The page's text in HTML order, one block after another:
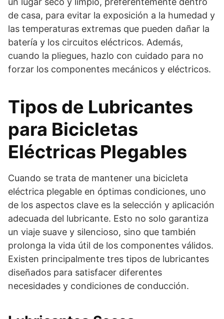
de casa, para evitar la exposición a la humedad y
las temperaturas extremas que pueden dañar la
batería y los circuitos eléctricos. Además,
cuando la pliegues, hazlo con cuidado para no
forzar los componentes mecánicos y eléctricos.
Tipos de Lubricantes
para Bicicletas
Eléctricas Plegables
Cuando se trata de mantener una bicicleta
eléctrica plegable en óptimas condiciones, uno
de los aspectos clave es la selección y aplicación
adecuada del lubricante. Esto no solo garantiza
un viaje suave y silencioso, sino que también
prolonga la vida útil de los componentes válidos.
Existen principalmente tres tipos de lubricantes
diseñados para satisfacer diferentes
necesidades y condiciones de conducción.